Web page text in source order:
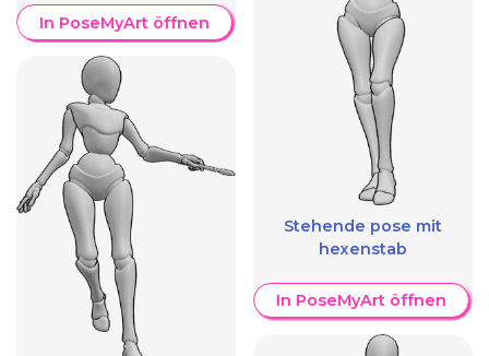
In PoseMyArt öffnen
Stehende pose mit
hexenstab
In PoseMyArt öffnen